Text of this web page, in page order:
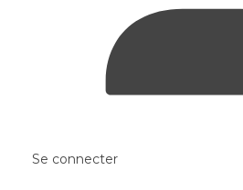
Se connecter